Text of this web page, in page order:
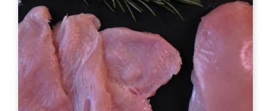
possono
essere
scelte
pagina
del
prodotto